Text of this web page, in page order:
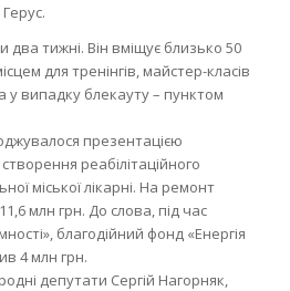
тижні. Він вміщує близько 50
для тренінгів, майстер-класів
у випадку блекауту – пунктом
презентацією
реабілітаційного
міської лікарні. На ремонт
млн грн. До слова, під час
благодійний фонд «Енергія
4 млн грн.
депутати Сергій Нагорняк,